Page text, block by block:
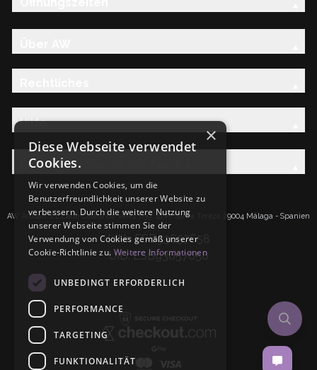
Hilfe
Entdecken Sie die AW-Familie
AW Artisan S.L.Calle Caleta de Velez n39, 41 PI Santa Tereza 29004 Málaga - Spanien
IdNr: ESB93657658
UID: ESB93657658
×
Diese Webseite verwendet
Cookies.
Wir verwenden Cookies, um die
Benutzerfreundlichkeit unserer Website zu
verbessern. Durch die weitere Nutzung
unserer Webseite stimmen Sie der
Verwendung von Cookies gemäß unserer
Cookie-Richtlinie zu. Weitere Informationen
UNBEDINGT ERFORDERLICH
PERFORMANCE
TARGETING
FUNKTIONALITÄT